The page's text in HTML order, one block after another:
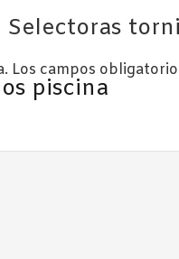
piscina
Los campos